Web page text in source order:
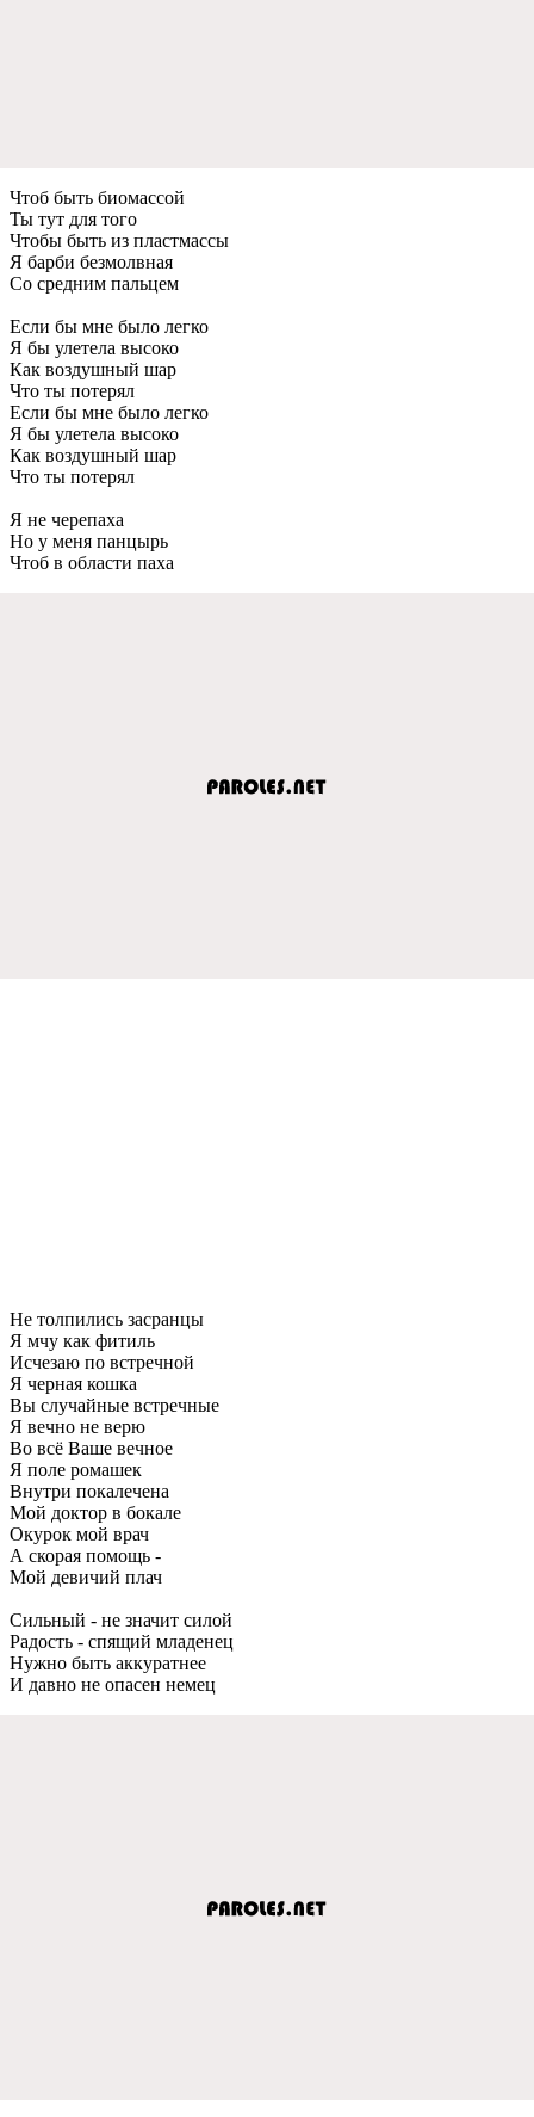
Чтоб быть биомассой
Ты тут для того
Чтобы быть из пластмассы
Я барби безмолвная
Со средним пальцем
Если бы мне было легко
Я бы улетела высоко
Как воздушный шар
Что ты потерял
Если бы мне было легко
Я бы улетела высоко
Как воздушный шар
Что ты потерял
Я не черепаха
Но у меня панцырь
Чтоб в области паха
Не толпились засранцы
Я мчу как фитиль
Исчезаю по встречной
Я черная кошка
Вы случайные встречные
Я вечно не верю
Во всё Ваше вечное
Я поле ромашек
Внутри покалечена
Мой доктор в бокале
Окурок мой врач
А скорая помощь -
Мой девичий плач
Сильный - не значит силой
Радость - спящий младенец
Нужно быть аккуратнее
И давно не опасен немец